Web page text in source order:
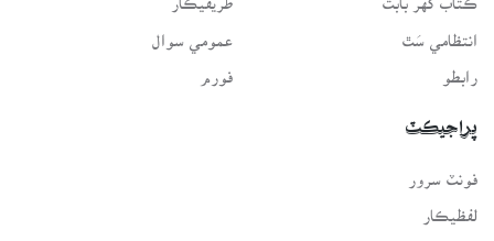
انتظامي سَٿ
رابطو
عمومي سوال
فورم
پراجيڪٽ
لفظيڪار